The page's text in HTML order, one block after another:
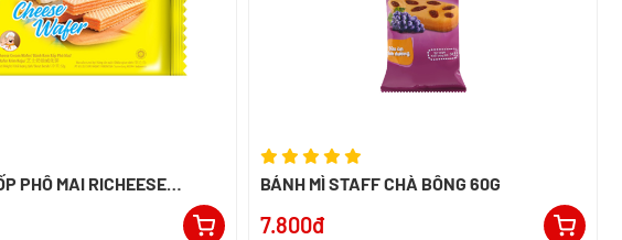
PHÔ MAI RICHEESE
BÁNH MÌ STAFF CHÀ BÔNG 60G
7.800đ